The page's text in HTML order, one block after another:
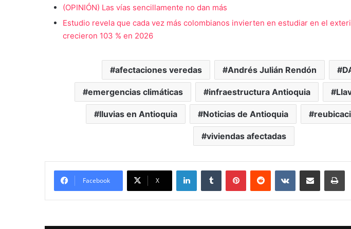
(OPINIÓN) Las vías sencillamente no dan más
Estudio revela que cada vez más colombianos invierten en estudiar en el
crecieron 103 % en 2026
afectaciones veredas Andrés Julián Rendón
emergencias climáticas infraestructura Antioquia
lluvias en Antioquia Noticias de Antioquia
viviendas afectadas
Facebook X
LinkedInTumblr PinterestReddit VKontakte
Compartir vía Mail